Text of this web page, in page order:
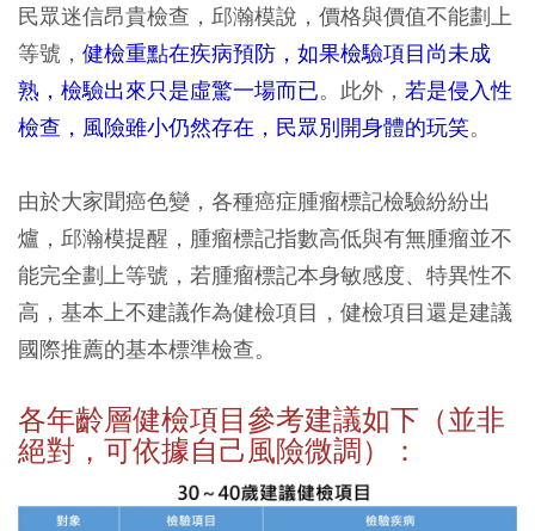
民眾迷信昂貴檢查，邱瀚模說，價格與價值不能劃上
等號， 健檢重點在疾病預防，如果檢驗項目尚未成
熟，檢驗出來只是虛驚一場而已。此外， 若是侵入性
檢查，風險雖小仍然存在，民眾別開身體的玩笑。
由於大家聞癌色變，各種癌症腫瘤標記檢驗紛紛出
爐，邱瀚模提醒，腫瘤標記指數高低與有無腫瘤並不
能完全劃上等號，若腫瘤標記本身敏感度、特異性不
高，基本上不建議作為健檢項目，健檢項目還是建議
國際推薦的基本標準檢查。
各年齡層健檢項目參考建議如下（並非
絕對，可依據自己風險微調）：